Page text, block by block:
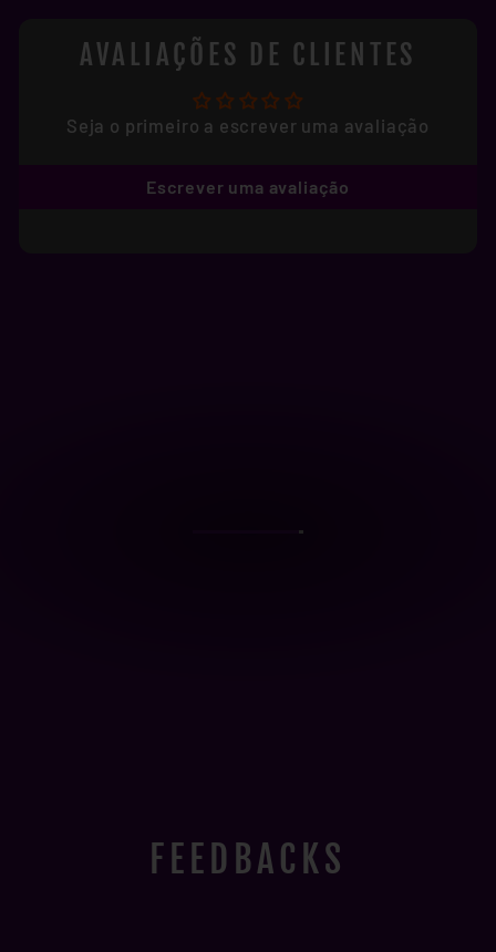
AVALIAÇÕES DE CLIENTES
Seja o primeiro a escrever uma avaliação
Escrever uma avaliação
FEEDBACKS